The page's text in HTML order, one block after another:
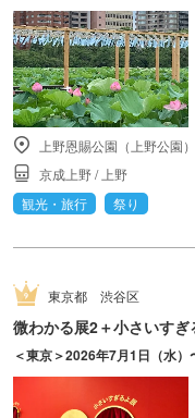
上野恩賜公園（上野公園）
京成上野/上野
観光・旅行
祭り
東京都 渋谷区
微わかる展2＋小さいすぎ